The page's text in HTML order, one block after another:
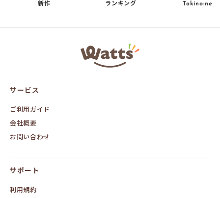
新作 ランキング Tokino:ne
ワ
ッ
サービス
ご利用ガイド
会社概要
お問い合わせ
サポート
利用規約